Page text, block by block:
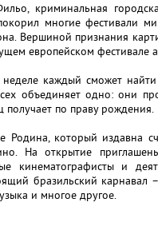
криминальная
многие фестивали
Вершиной признания
европейском фестивале
каждый сможет
объединяет одно: они
получает по праву рождения.
Родина, который издавна
На открытие
кинематографисты и
бразильский карнавал
и многое другое.